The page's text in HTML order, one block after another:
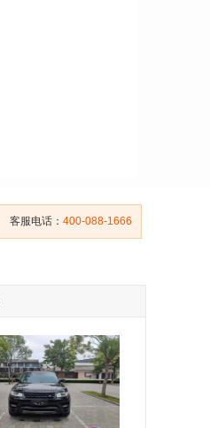
客服电话： 400-088-1666